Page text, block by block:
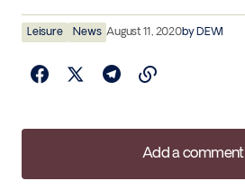
Leisure News August 11, 2020byDEWI
Add a comment
Add a comment